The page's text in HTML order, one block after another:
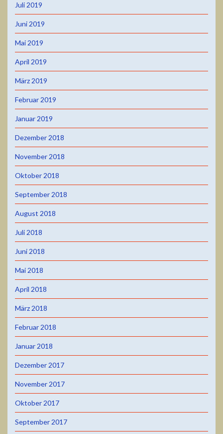
Juli 2019
Juni 2019
Mai 2019
April 2019
März 2019
Februar 2019
Januar 2019
Dezember 2018
November 2018
Oktober 2018
September 2018
August 2018
Juli 2018
Juni 2018
Mai 2018
April 2018
März 2018
Februar 2018
Januar 2018
Dezember 2017
November 2017
Oktober 2017
September 2017